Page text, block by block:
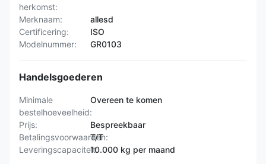
herkomst:
Merknaam:
allesd
Certificering:
ISO
Modelnummer:
GR0103
Handelsgoederen
Minimale
bestelhoeveelheid:
Overeen te komen
Prijs:
Bespreekbaar
Betalingsvoorwaarden:
T/T
Leveringscapaciteit:10.000 kg per maand